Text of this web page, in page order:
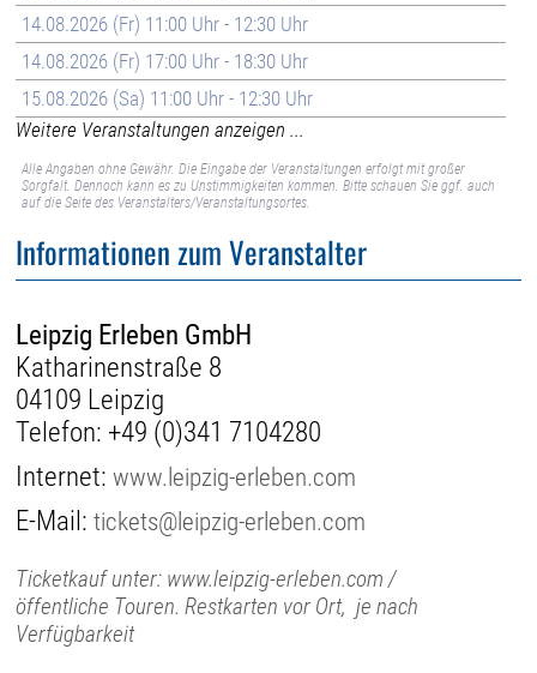
14.08.2026 (Fr) 11:00 Uhr - 12:30 Uhr
14.08.2026 (Fr) 17:00 Uhr - 18:30 Uhr
15.08.2026 (Sa) 11:00 Uhr - 12:30 Uhr
Weitere Veranstaltungen anzeigen ...
Alle Angaben ohne Gewähr. Die Eingabe der Veranstaltungen erfolgt mit großer
Sorgfalt. Dennoch kann es zu Unstimmigkeiten kommen. Bitte schauen Sie ggf. auch
auf die Seite des Veranstalters/Veranstaltungsortes.
Informationen zum Veranstalter
Leipzig Erleben GmbH
Katharinenstraße 8
04109 Leipzig
Telefon: +49 (0)341 7104280
Internet:www.leipzig-erleben.com
E-Mail:tickets@leipzig-erleben.com
Ticketkauf unter: www.leipzig-erleben.com /
öffentliche Touren. Restkarten vor Ort, je nach
Verfügbarkeit